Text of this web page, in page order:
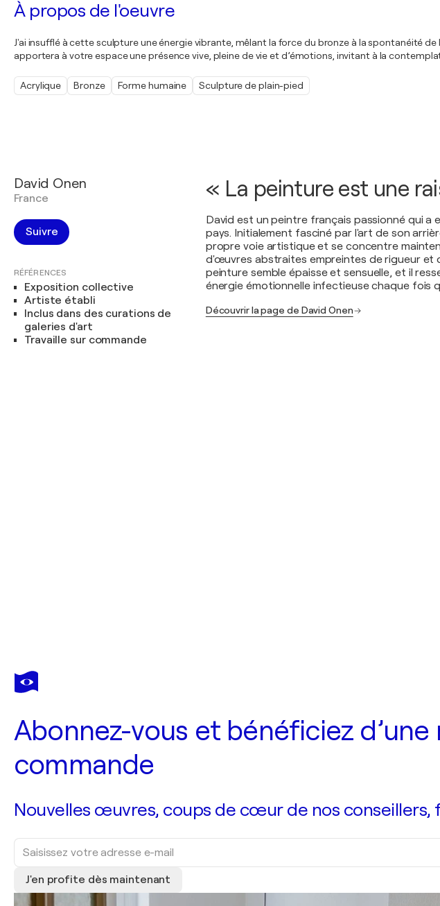
À propos de l'oeuvre
J'ai insufflé à cette sculpture une énergie vibrante, mêlant la force du bronze à la spontanéité
apportera à votre espace une présence vive, pleine de vie et d’émotions, invitant à la
Acrylique Bronze Forme humaine Sculpture de plain-pied
David Onen
France
Suivre
RÉFÉRENCES
Exposition collective
Artiste établi
Inclus dans des curations de
galeries d'art
Travaille sur commande
« La peinture est une
David est un peintre français passionné qui a
pays. Initialement fasciné par l'art de son
propre voie artistique et se concentre
d'œuvres abstraites empreintes de rigueur et
peinture semble épaisse et sensuelle, et il
énergie émotionnelle infectieuse chaque fois
Découvrir la page de David Onen
Abonnez-vous et bénéficiez
commande
Nouvelles œuvres, coups de cœur de nos conseillers,
J'en profite dès maintenant